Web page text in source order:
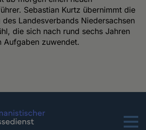
Sebastian Kurtz übernimmt die
des Landesverbands Niedersachsen
die sich nach rund sechs Jahren
Aufgaben zuwendet.
Menu